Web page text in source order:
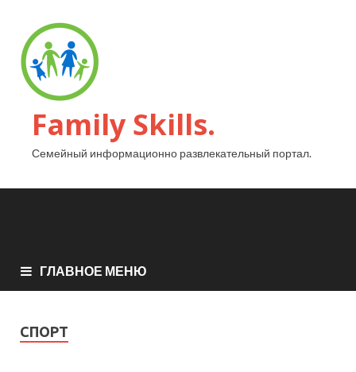
Family Skills.
Семейный информационно развлекательный портал.
ГЛАВНОЕ МЕНЮ
СПОРТ